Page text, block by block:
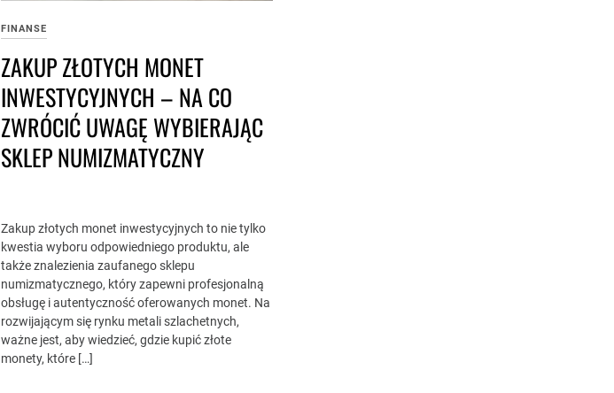
FINANSE
ZAKUP ZŁOTYCH MONET
INWESTYCYJNYCH – NA CO
ZWRÓCIĆ UWAGĘ WYBIERAJĄC
SKLEP NUMIZMATYCZNY
Zakup złotych monet inwestycyjnych to nie tylko
kwestia wyboru odpowiedniego produktu, ale
także znalezienia zaufanego sklepu
numizmatycznego, który zapewni profesjonalną
obsługę i autentyczność oferowanych monet. Na
rozwijającym się rynku metali szlachetnych,
ważne jest, aby wiedzieć, gdzie kupić złote
monety, które […]